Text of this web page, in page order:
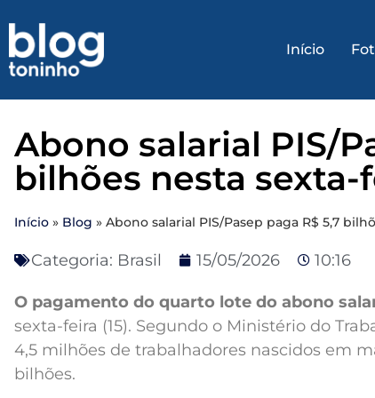
Início
Abono salarial PIS/
bilhões nesta sexta-
Início » Blog » Abono salarial PIS/Pasep paga R$ 5,7
Categoria: Brasil 15/05/2026 10:16
O pagamento do quarto lote do abono
sexta-feira (15). Segundo o Ministério do
4,5 milhões de trabalhadores nascidos em
bilhões.